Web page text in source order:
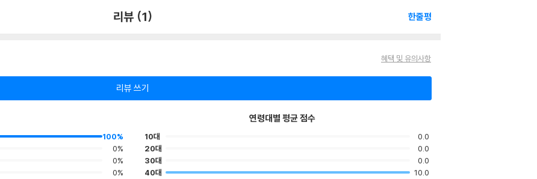
리뷰 (1) 한줄평
혜택 및 유의사항
리뷰 쓰기
100%
0%
0%
0%
연령대별 평균 점수
10대
0.0
20대
0.0
30대
0.0
40대
10.0